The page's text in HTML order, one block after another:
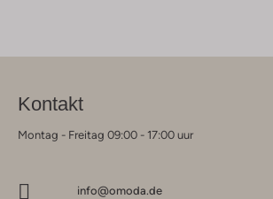
Kontakt
Montag - Freitag 09:00 - 17:00 uur
info@omoda.de